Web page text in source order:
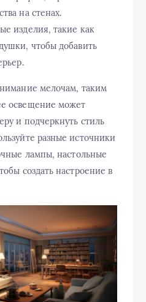
на стенах.
изделия, такие как
чтобы добавить
мелочам, таким
освещение может
и подчеркнуть стиль
разные источники
лампы, настольные
создать настроение в